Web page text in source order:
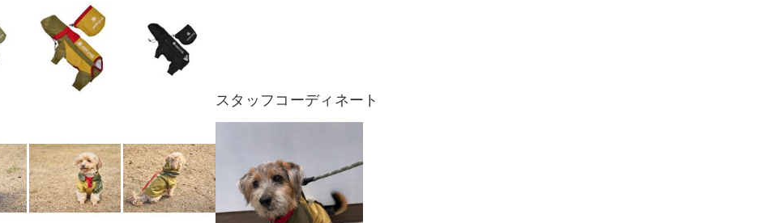
スタッフコーディネート